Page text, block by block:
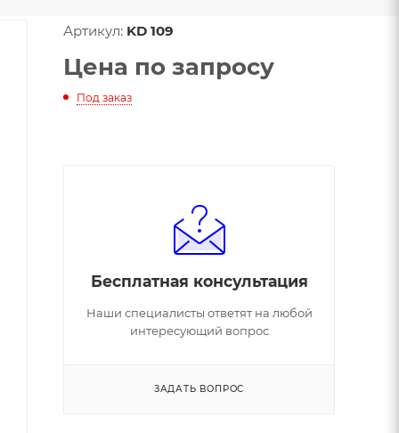
Артикул: KD 109
Цена по запросу
Под заказ
Бесплатная консультация
Наши специалисты ответят на любой
интересующий вопрос
ЗАДАТЬ ВОПРОС